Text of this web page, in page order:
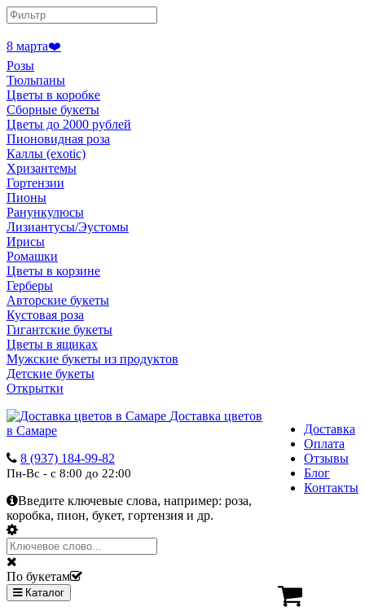
8 марта❤️
Розы
Тюльпаны
Цветы в коробке
Сборные букеты
Цветы до 2000 рублей
Пионовидная роза
Каллы (exotic)
Хризантемы
Гортензии
Пионы
Ранункулюсы
Лизиантусы/Эустомы
Ирисы
Ромашки
Цветы в корзине
Герберы
Авторские букеты
Кустовая роза
Гигантские букеты
Цветы в ящиках
Мужские букеты из продуктов
Детские букеты
Открытки
Доставка
Оплата
Отзывы
Блог
Контакты
Доставка цветов
в Самаре
8 (937) 184-99-82
Пн-Вс - с 8:00 до 22:00
Введите ключевые слова, например: роза,
коробка, пион, букет, гортензия и др.
По букетам
Каталог